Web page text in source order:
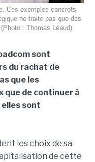
Ces exemples concrets
ne traite pas que des
: Thomas Léaud)
sont
du rachat de
que les
que de continuer à
sont
les choix de sa
de cette